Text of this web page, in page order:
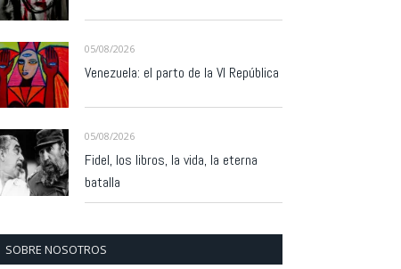
05/08/2026
Venezuela: el parto de la VI República
05/08/2026
Fidel, los libros, la vida, la eterna
batalla
SOBRE NOSOTROS